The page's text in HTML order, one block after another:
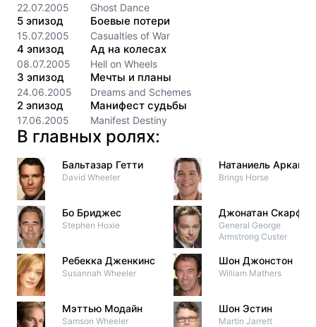
22.07.2005 Ghost Dance
5 эпизод
15.07.2005
Боевые потери
Casualties of War
4 эпизод
08.07.2005
Ад на колесах
Hell on Wheels
3 эпизод
24.06.2005
Мечты и планы
Dreams and Schemes
2 эпизод
17.06.2005
Манифест судьбы
Manifest Destiny
В главных ролях:
Бальтазар Гетти
David Wheeler
Бо Бриджес
Stephen Hoxie
Ребекка Дженкинс
Susannah Wheeler
Мэттью Модайн
Samson Wheeler
Натаниель Арканд
Brings Horse
Джонатан Скарф
General George
Armstrong Custer
Шон Джонстон
William Mathers
Шон Эстин
Martin Jarrett